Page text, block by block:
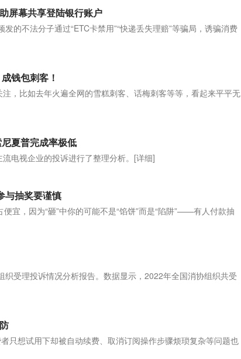
屏幕共享登陆银行账户
的不法分子通过“ETC卡禁用”“快递丢失理赔”等骗局，诱骗消费
钱包刺客！
，比如去年火遍全网的雪糕刺客、话梅刺客等等，看起来平平无
夏普完成率极低
电视企业的投诉进行了整理分析。 [详细]
与抽奖要谨慎
宜，因为“砸”中你的可能不是“馅饼”而是“陷阱”——有人付款抽
受理投诉情况分析报告。数据显示，2022年全国消协组织共受
只想试用下却被自动续费、取消订阅操作步骤烦琐复杂等问题也